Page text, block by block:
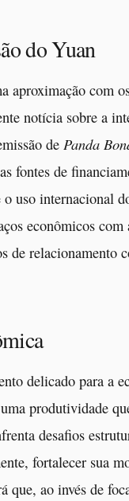
do Yuan
aproximação com
notícia sobre a
de Panda
fontes de
uso internacional
econômicos com
de relacionamento
delicado para a
produtividade
desafios
fortalecer sua
que, ao invés de